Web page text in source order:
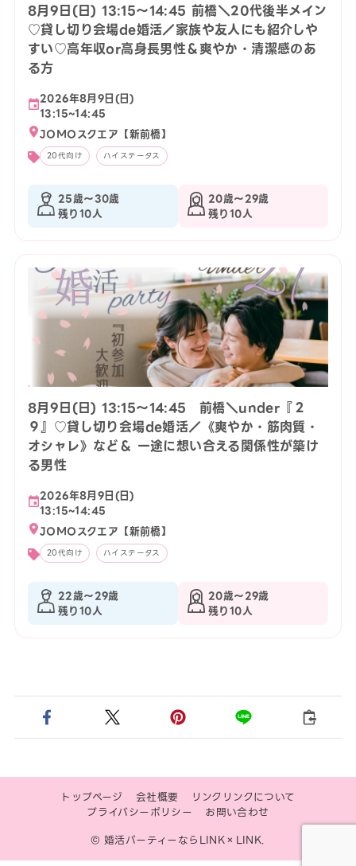
8月9日(日) 13:15〜14:45 前橋＼20代後半メイン
♡貸し切り会場de婚活／家族や友人にも紹介しや
すい♡高年収or高身長男性＆爽やか・清潔感のあ
る方
2026年8月9日(日)
13:15~14:45
JOMOスクエア【新前橋】
20代向け ハイステータス
25歳〜30歳
残り10人
20歳〜29歳
残り10人
8月9日(日) 13:15〜14:45 前橋＼under『２
９』♡貸し切り会場de婚活／《爽やか・筋肉質・
オシャレ》など＆ 一途に想い合える関係性が築け
る男性
2026年8月9日(日)
13:15~14:45
JOMOスクエア【新前橋】
20代向け ハイステータス
22歳〜29歳
残り10人
20歳〜29歳
残り10人
トップページ 会社概要
リンクリンクについて
プライバシーポリシー
お問い合わせ
© 婚活パーティーならLINK×LINK.